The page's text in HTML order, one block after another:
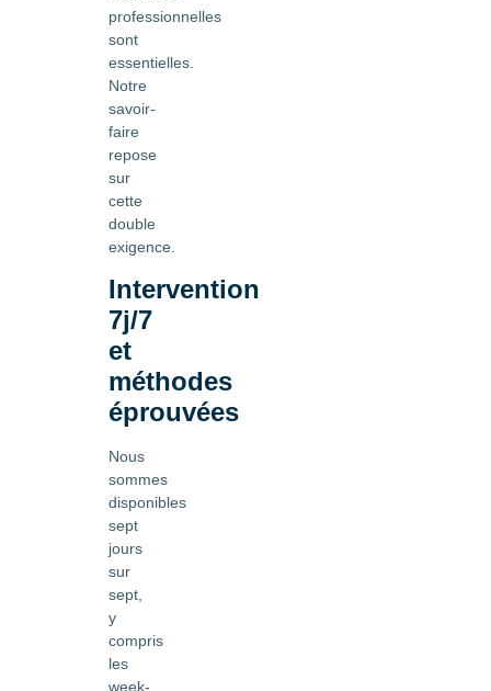
professionnelles
sont
essentielles.
Notre
savoir-
faire
repose
sur
cette
double
exigence.
Intervention
7j/7
et
méthodes
éprouvées
Nous
sommes
disponibles
sept
jours
sur
sept,
y
compris
les
week-